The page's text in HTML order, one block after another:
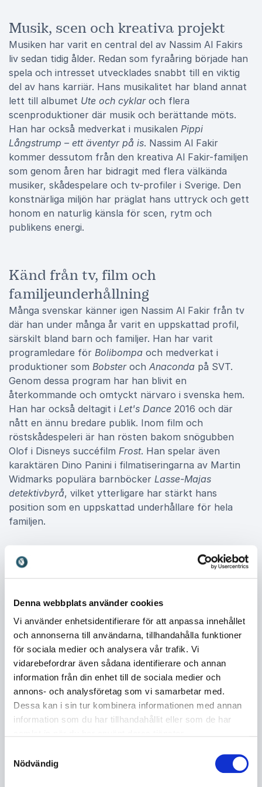
Denna webbplats använder cookies
Vi använder enhetsidentifierare för att anpassa innehållet
och annonserna till användarna, tillhandahålla funktioner
för sociala medier och analysera vår trafik. Vi
vidarebefordrar även sådana identifierare och annan
information från din enhet till de sociala medier och
annons- och analysföretag som vi samarbetar med.
Dessa kan i sin tur kombinera informationen med annan
information som du har tillhandahållit eller som de har
Nödvändig
Musik, scen och kreativa projekt
Musiken har varit en central del av Nassim Al Fakirs
liv sedan tidig ålder. Redan som fyraåring började han
spela och intresset utvecklades snabbt till en viktig
del av hans karriär. Hans musikalitet har bland annat
lett till albumet Ute och cyklaroch flera
scenproduktioner där musik och berättande möts.
Han har också medverkat i musikalen Pippi
Långstrump – ett äventyr på is. Nassim Al Fakir
kommer dessutom från den kreativa Al Fakir-familjen
som genom åren har bidragit med flera välkända
musiker, skådespelare och tv-profiler i Sverige. Den
konstnärliga miljön har präglat hans uttryck och gett
honom en naturlig känsla för scen, rytm och
publikens energi.
Känd från tv, film och
familjeunderhållning
Många svenskar känner igen Nassim Al Fakir från tv
där han under många år varit en uppskattad profil,
särskilt bland barn och familjer. Han har varit
programledare för Bolibompa och medverkat i
produktioner som Bobsteroch Anaconda på SVT.
Genom dessa program har han blivit en
återkommande och omtyckt närvaro i svenska hem.
Han har också deltagit i Let's Dance 2016 och där
nått en ännu bredare publik. Inom film och
röstskådespeleri är han rösten bakom snögubben
Olof i Disneys succéfilm Frost. Han spelar även
karaktären Dino Panini i filmatiseringarna av Martin
Widmarks populära barnböcker Lasse-Majas
detektivbyrå, vilket ytterligare har stärkt hans
position som en uppskattad underhållare för hela
familjen.
Moderator och konferencier
Nassim Al Fakir en uppskattad moderator och
konferencier. På scen skapar han ett naturligt flöde i
programmet samtidigt som han håller energin uppe
och publiken engagerad. Hans erfarenhet från
direktsänd tv och liveframträdanden gör att han är
trygg i spontana situationer och skicklig på att skapa
kontakt både med talare och publik. Med humor,
värme och musikalitet kan han anpassa sig till olika
typer av arrangemang och bidra till ett evenemang
där innehåll och underhållning möts på ett naturligt